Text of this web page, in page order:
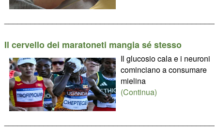
Il cervello dei maratoneti mangia sé stesso
Il glucosio cala e i neuroni
cominciano a consumare
mielina
(Continua)